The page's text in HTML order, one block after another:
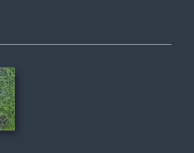
nejprve vhodny kurz.